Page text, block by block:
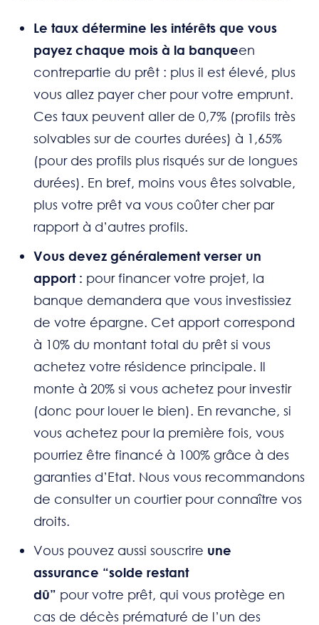
Le taux détermine les intérêts que vous
payez chaque mois à la banqueen
contrepartie du prêt : plus il est élevé, plus
vous allez payer cher pour votre emprunt.
Ces taux peuvent aller de 0,7% (profils très
solvables sur de courtes durées) à 1,65%
(pour des profils plus risqués sur de longues
durées). En bref, moins vous êtes solvable,
plus votre prêt va vous coûter cher par
rapport à d’autres profils.
Vous devez généralement verser un
apport : pour financer votre projet, la
banque demandera que vous investissiez
de votre épargne. Cet apport correspond
à 10% du montant total du prêt si vous
achetez votre résidence principale. Il
monte à 20% si vous achetez pour investir
(donc pour louer le bien). En revanche, si
vous achetez pour la première fois, vous
pourriez être financé à 100% grâce à des
garanties d’Etat. Nous vous recommandons
de consulter un courtier pour connaître vos
droits.
Vous pouvez aussi souscrire une
assurance “solde restant
dû” pour votre prêt, qui vous protège en
cas de décès prématuré de l’un des